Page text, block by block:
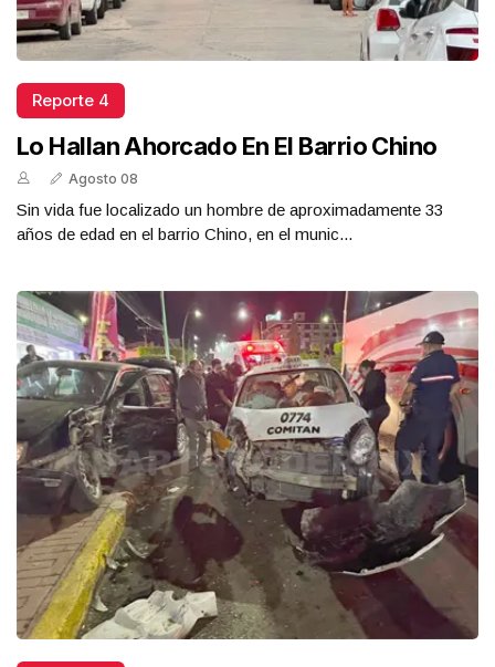
Reporte 4
Lo Hallan Ahorcado En El Barrio Chino
Agosto 08
Sin vida fue localizado un hombre de aproximadamente 33
años de edad en el barrio Chino, en el munic...